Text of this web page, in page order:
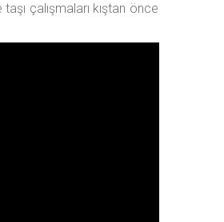
çalışmaları kıştan önce